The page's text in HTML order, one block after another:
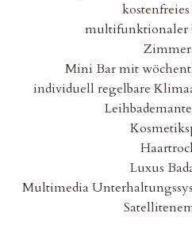
multifunktionaler
Mini Bar mit
individuell regelbare
Luxus
Multimedia